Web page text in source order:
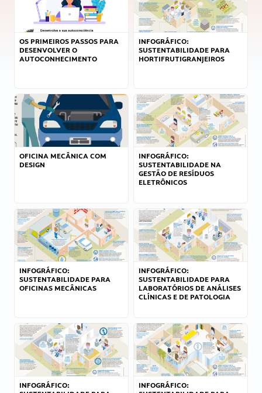
OS PRIMEIROS PASSOS PARA
DESENVOLVER O
AUTOCONHECIMENTO
INFOGRÁFICO:
SUSTENTABILIDADE PARA
HORTIFRUTIGRANJEIROS
OFICINA MECÂNICA COM
DESIGN
INFOGRÁFICO:
SUSTENTABILIDADE NA
GESTÃO DE RESÍDUOS
ELETRÔNICOS
INFOGRÁFICO:
SUSTENTABILIDADE PARA
OFICINAS MECÂNICAS
INFOGRÁFICO:
SUSTENTABILIDADE PARA
LABORATÓRIOS DE ANÁLISES
CLÍNICAS E DE PATOLOGIA
INFOGRÁFICO:
INFOGRÁFICO: